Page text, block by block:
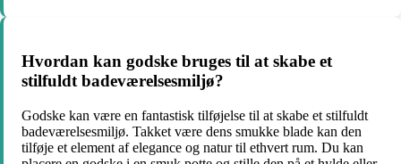
Hvordan kan godske bruges til at skabe et
stilfuldt badeværelsesmiljø?
Godske kan være en fantastisk tilføjelse til at skabe et stilfuldt
badeværelsesmiljø. Takket være dens smukke blade kan den
tilføje et element af elegance og natur til ethvert rum. Du kan